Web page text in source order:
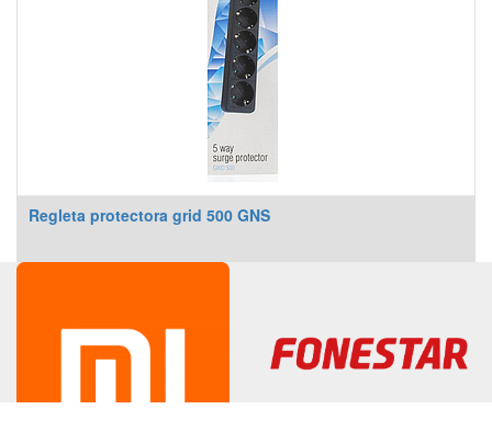
Regleta protectora grid 500 GNS